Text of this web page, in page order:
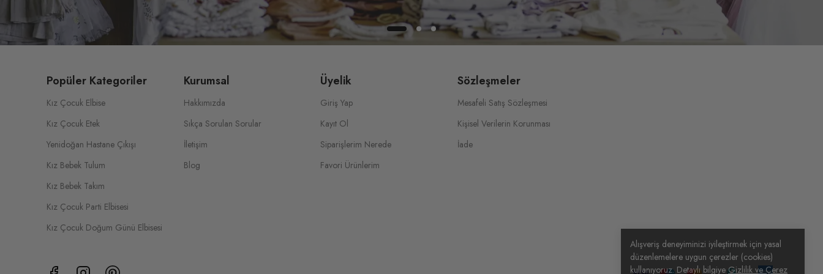
Alışveriş deneyiminizi iyileştirmek için yasal
düzenlemelere uygun çerezler (cookies)
kullanıyoruz. Detaylı bilgiyeGizlilik ve Çerez
Popüler Kategoriler
Kız Çocuk Elbise
Kız Çocuk Etek
Yenidoğan Hastane Çıkışı
Kız Bebek Tulum
Kız Bebek Takım
Kız Çocuk Parti Elbisesi
Kız Çocuk Doğum Günü Elbisesi
Kurumsal
Hakkımızda
Sıkça Sorulan Sorular
İletişim
Blog
Üyelik
Giriş Yap
Kayıt Ol
Siparişlerim Nerede
Favori Ürünlerim
Sözleşmeler
Mesafeli Satış Sözleşmesi
Kişisel Verilerin Korunması
İade